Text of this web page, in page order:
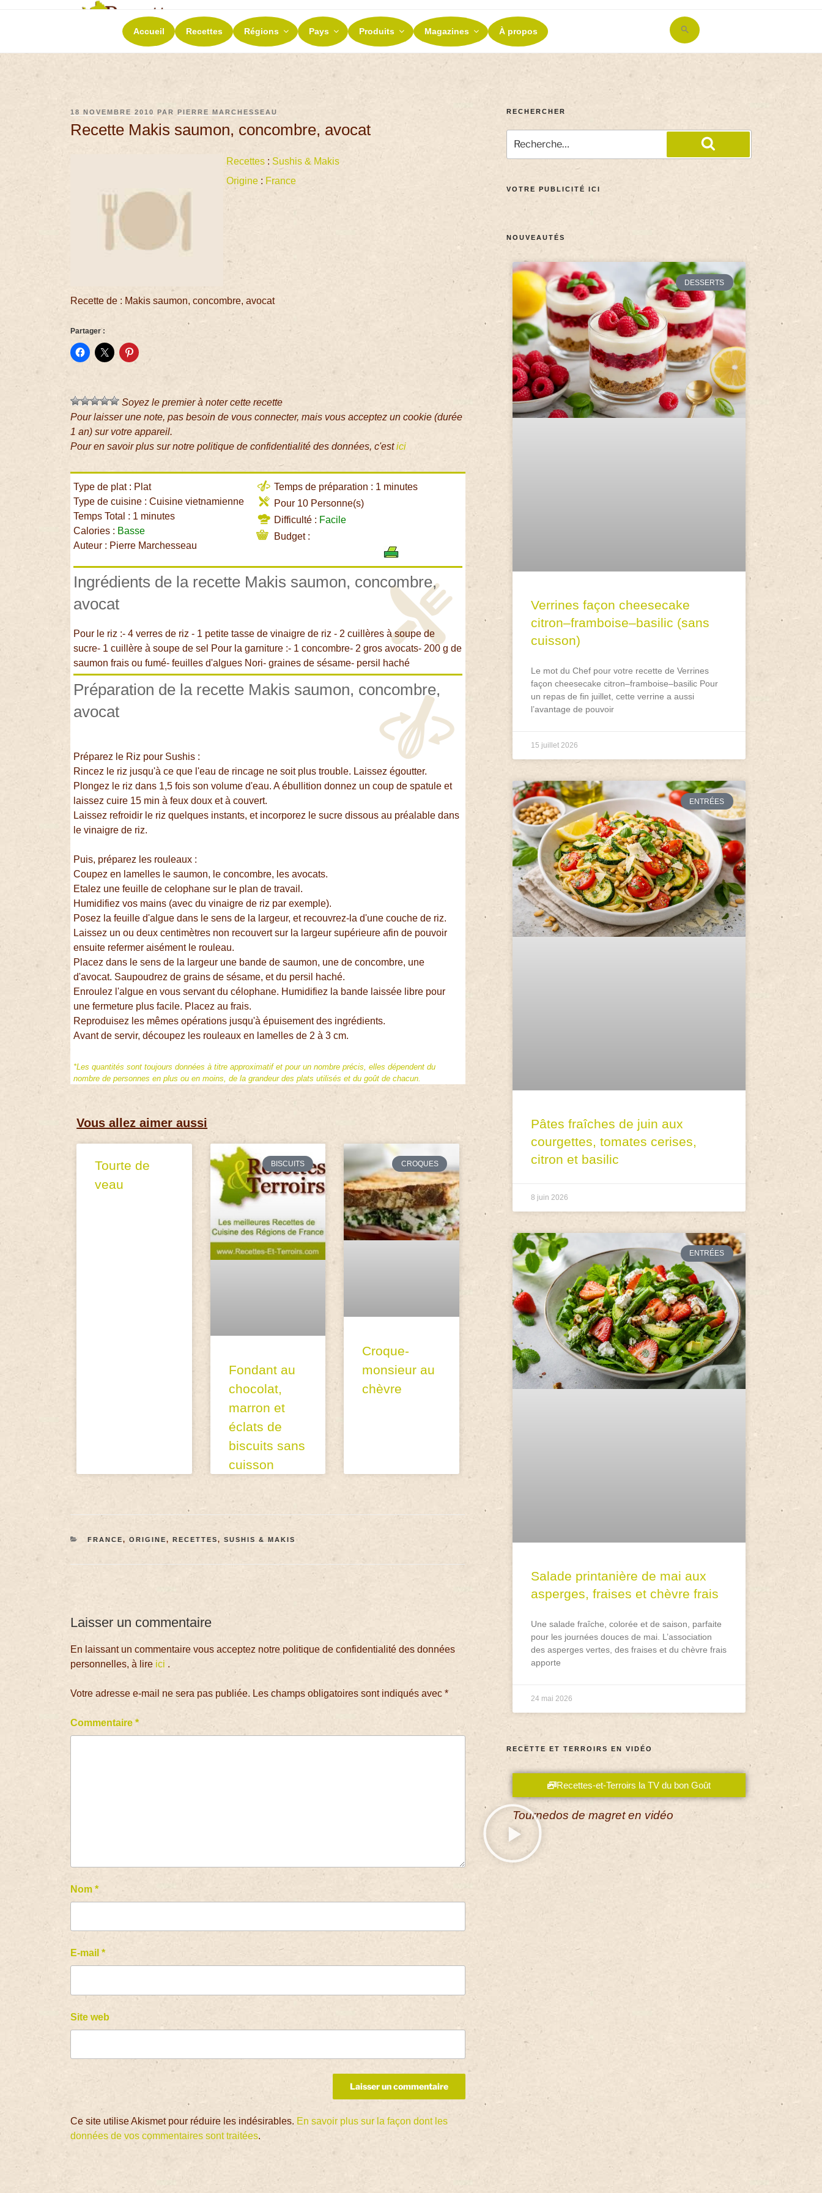
RECETTES ET TERROIRS
La richesse de nos terroirs
Accueil Recettes Régions Pays Produits Magazines À propos
Search
for:
18 NOVEMBRE 2010 PARPIERRE MARCHESSEAU
Recette Makis saumon, concombre, avocat
Recettes : Sushis & Makis
Origine : France
Recette de : Makis saumon, concombre, avocat
Partager :
Soyez le premier à noter cette recette
Pour laisser une note, pas besoin de vous connecter, mais vous acceptez un cookie (durée
1 an) sur votre appareil.
Pour en savoir plus sur notre politique de confidentialité des données, c'estici
Type de plat : Plat
Type de cuisine : Cuisine vietnamienne
Temps Total : 1 minutes
Calories : Basse
Auteur : Pierre Marchesseau
Temps de préparation : 1 minutes
Pour 10 Personne(s)
Difficulté : Facile
Budget :
Ingrédients de la recette Makis saumon, concombre,
avocat
Pour le riz :- 4 verres de riz - 1 petite tasse de vinaigre de riz - 2 cuillères à soupe de
sucre- 1 cuillère à soupe de sel Pour la garniture :- 1 concombre- 2 gros avocats- 200 g de
saumon frais ou fumé- feuilles d'algues Nori- graines de sésame- persil haché
Préparation de la recette Makis saumon, concombre,
avocat
Préparez le Riz pour Sushis :
Rincez le riz jusqu'à ce que l'eau de rincage ne soit plus trouble. Laissez égoutter.
Plongez le riz dans 1,5 fois son volume d'eau. A ébullition donnez un coup de spatule et
laissez cuire 15 min à feux doux et à couvert.
Laissez refroidir le riz quelques instants, et incorporez le sucre dissous au préalable dans
le vinaigre de riz.
Puis, préparez les rouleaux :
Coupez en lamelles le saumon, le concombre, les avocats.
Etalez une feuille de celophane sur le plan de travail.
Humidifiez vos mains (avec du vinaigre de riz par exemple).
Posez la feuille d'algue dans le sens de la largeur, et recouvrez-la d'une couche de riz.
Laissez un ou deux centimètres non recouvert sur la largeur supérieure afin de pouvoir
ensuite refermer aisément le rouleau.
Placez dans le sens de la largeur une bande de saumon, une de concombre, une
d'avocat. Saupoudrez de grains de sésame, et du persil haché.
Enroulez l'algue en vous servant du célophane. Humidifiez la bande laissée libre pour
une fermeture plus facile. Placez au frais.
Reproduisez les mêmes opérations jusqu'à épuisement des ingrédients.
Avant de servir, découpez les rouleaux en lamelles de 2 à 3 cm.
*Les quantités sont toujours données à titre approximatif et pour un nombre précis, elles dépendent du
nombre de personnes en plus ou en moins, de la grandeur des plats utilisés et du goût de chacun.
Vous allez aimer aussi
Tourte de
veau
BISCUITS
Fondant au
chocolat,
marron et
éclats de
biscuits sans
cuisson
CROQUES
Croque-
monsieur au
chèvre
FRANCE, ORIGINE, RECETTES, SUSHIS & MAKIS
Laisser un commentaire
En laissant un commentaire vous acceptez notre politique de confidentialité des données
personnelles, à lire ici .
Votre adresse e-mail ne sera pas publiée. Les champs obligatoires sont indiqués avec*
Commentaire*
Nom*
E-mail*
Site web
Ce site utilise Akismet pour réduire les indésirables. En savoir plus sur la façon dont les
données de vos commentaires sont traitées.
RECHERCHER
VOTRE PUBLICITÉ ICI
NOUVEAUTÉS
DESSERTS
Verrines façon cheesecake
citron–framboise–basilic (sans
cuisson)
Le mot du Chef pour votre recette de Verrines
façon cheesecake citron–framboise–basilic Pour
un repas de fin juillet, cette verrine a aussi
l’avantage de pouvoir
15 juillet 2026
ENTRÉES
Pâtes fraîches de juin aux
courgettes, tomates cerises,
citron et basilic
8 juin 2026
ENTRÉES
Salade printanière de mai aux
asperges, fraises et chèvre frais
Une salade fraîche, colorée et de saison, parfaite
pour les journées douces de mai. L’association
des asperges vertes, des fraises et du chèvre frais
apporte
24 mai 2026
RECETTE ET TERROIRS EN VIDÉO
Recettes-et-Terroirs la TV du bon Goût
Tournedos de magret en vidéo